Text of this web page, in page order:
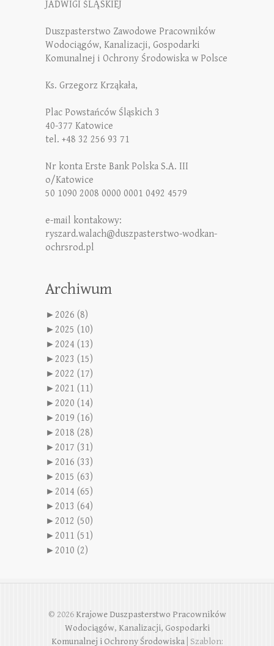
JADWIGI ŚLĄSKIEJ
Duszpasterstwo Zawodowe Pracowników
Wodociągów, Kanalizacji, Gospodarki
Komunalnej i Ochrony Środowiska w Polsce
Ks. Grzegorz Krząkała,
Plac Powstańców Śląskich 3
40-377 Katowice
tel. +48 32 256 93 71
Nr konta Erste Bank Polska S.A. III
o/Katowice
50 1090 2008 0000 0001 0492 4579
e-mail kontakowy:
ryszard.walach@duszpasterstwo-wodkan-
ochrsrod.pl
Archiwum
►2026 (8)
►2025 (10)
►2024 (13)
►2023 (15)
►2022 (17)
►2021 (11)
►2020 (14)
►2019 (16)
►2018 (28)
►2017 (31)
►2016 (33)
►2015 (63)
►2014 (65)
►2013 (64)
►2012 (50)
►2011 (51)
►2010 (2)
© 2026 Krajowe Duszpasterstwo Pracowników
Wodociągów, Kanalizacji, Gospodarki
Komunalnej i Ochrony Środowiska| Szablon: